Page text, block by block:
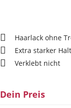
Haarlack ohne
Extra starker Halt
Verklebt nicht
Dein Preis